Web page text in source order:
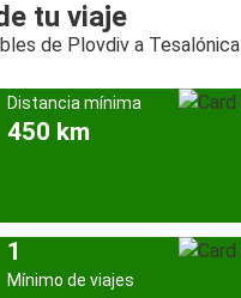
tu viaje
de Plovdiv a Tesalónica
Distancia mínima
450 km
1
Mínimo de viajes